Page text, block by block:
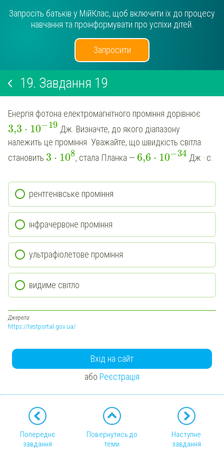
Запросіть батьків у МійКлас, щоб включити їх до процесу
навчання та проінформувати про успіхи дітей.
Запросити
19. Завдання 19
Енергія фотона електромагнітного проміння дорівнює
3,3 ⋅ 10−19 Дж. Визначте, до якого діапазону
належить це проміння. Уважайте, що швидкість світла
становить 3 ⋅ 108, стала Планка — 6,6 ⋅ 10−34 Дж · с.
рентгенівське проміння
інфрачервоне проміння
ультрафіолетове проміння
видиме світло
Джерела:
https://testportal.gov.ua/
Вхід на сайт
або Реєстрація
Попереднє
завдання
Повернутись до
теми
Наступне
завдання